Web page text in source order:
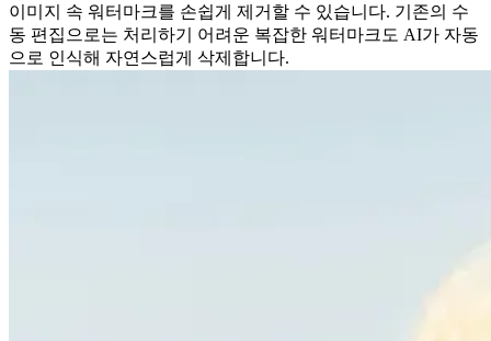
이미지 속 워터마크를 손쉽게 제거할 수 있습니다. 기존의 수
동 편집으로는 처리하기 어려운 복잡한 워터마크도 AI가 자동
으로 인식해 자연스럽게 삭제합니다.